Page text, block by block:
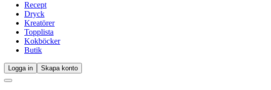
Recept
Dryck
Kreatörer
Topplista
Kokböcker
Butik
Logga in Skapa konto